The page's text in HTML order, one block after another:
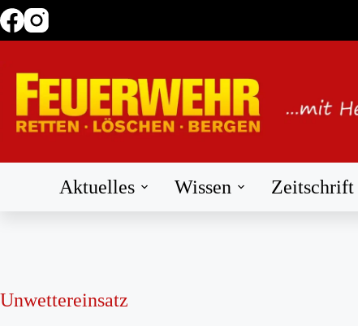
Zum
Inhalt
Aktuelles Wissen Zeitschrift
Unwettereinsatz